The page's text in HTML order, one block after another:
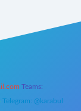
Teams:
Telegram: @karabul